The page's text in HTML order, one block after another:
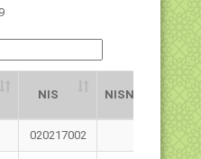
NIS NISN
NIS
020217002